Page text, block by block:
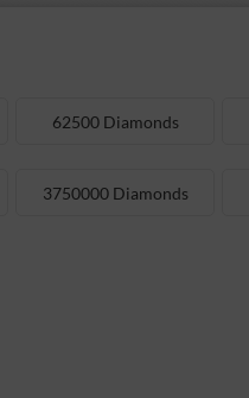
62500 Diamonds
3750000 Diamonds